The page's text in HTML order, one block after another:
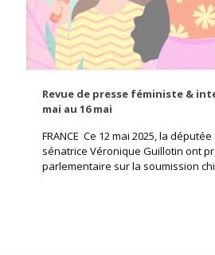
Revue de presse féministe &
mai au 16 mai
FRANCE Ce 12 mai 2025, la
sénatrice Véronique Guillotin ont
parlementaire sur la soumission